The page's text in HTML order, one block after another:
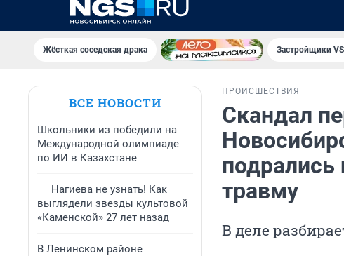
Жёсткая соседская драка Застройщики
ВСЕ НОВОСТИ
Школьники из победили на
Международной олимпиаде
по ИИ в Казахстане
Нагиева не узнать! Как
выглядели звезды культовой
«Каменской» 27 лет назад
В Ленинском районе
ПРОИСШЕСТВИЯ
Скандал
подрались
травму
В деле